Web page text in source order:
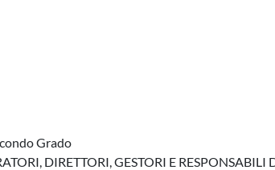
Grado
DIRETTORI, GESTORI E RESPONSABILI